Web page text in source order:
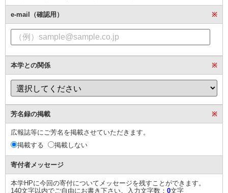
e-mail（確認用） ※
本学との関係 ※
芳名録の掲載 ※
広報誌等にご芳名を掲載させていただきます。
掲載する
掲載しない
寄付者メッセージ
本学HPに今回の寄付についてメッセージを残すことができます。
140文字以内でご自由にお書き下さい。入力文字数： 0文字